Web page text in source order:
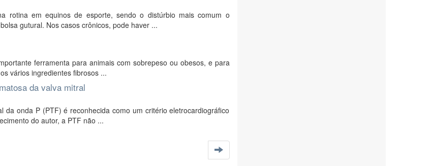
rotina em equinos de esporte, sendo o distúrbio mais comum o
gutural. Nos casos crônicos, pode haver ...
ferramenta para animais com sobrepeso ou obesos, e para
vários ingredientes fibrosos ...
da valva mitral
onda P (PTF) é reconhecida como um critério eletrocardiográfico
do autor, a PTF não ...